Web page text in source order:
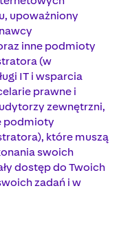
upoważniony
inne podmioty
(w
IT i wsparcia
prawne i
zewnętrzni,
podmioty
które muszą
swoich
dostęp do Twoich
zadań i w